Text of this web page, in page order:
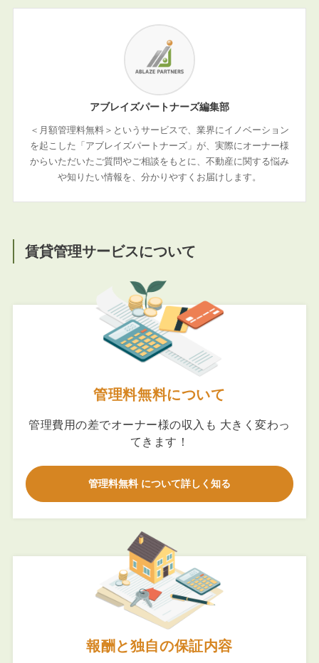
アブレイズパートナーズ編集部
＜月額管理料無料＞というサービスで、業界にイノベーション
を起こした「アブレイズパートナーズ」が、実際にオーナー様
からいただいたご質問やご相談をもとに、不動産に関する悩み
や知りたい情報を、分かりやすくお届けします。
賃貸管理サービスについて
管理料無料について
管理費用の差でオーナー様の収入も 大きく変わっ
てきます！
管理料無料 について詳しく知る
報酬と独自の保証内容